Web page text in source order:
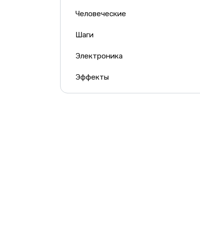
Человеческие
Шаги
Электроника
Эффекты